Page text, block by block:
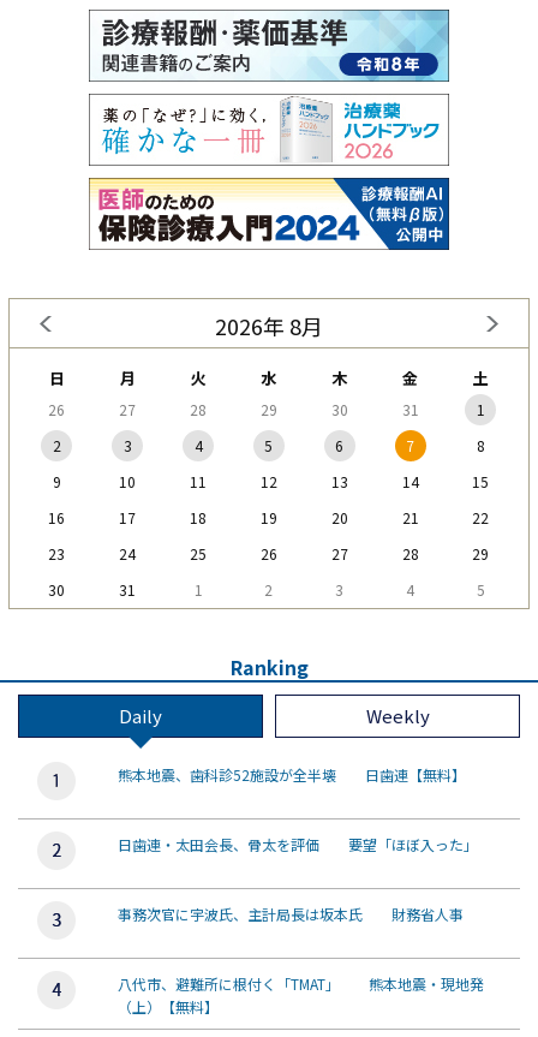
2026年 8月
日 月 火 水 木 金 土
26 27 28 29 30 31
1
2
3 4 5 6 7
8
9
10 11 12 13 14
15
16
17 18 19 20 21
22
23
24 25 26 27 28
29
30
31 1 2 3 4 5
Ranking
Daily Weekly
熊本地震、歯科診52施設が全半壊 日歯連【無料】
日歯連・太田会長、骨太を評価 要望「ほぼ入った」
事務次官に宇波氏、主計局長は坂本氏 財務省人事
八代市、避難所に根付く「TMAT」 熊本地震・現地発
（上）【無料】